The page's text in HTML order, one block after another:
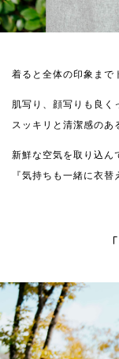
着ると全体の印象まで
肌写り、顔写りも良く
スッキリと清潔感のあ
新鮮な空気を取り込ん
『気持ちも一緒に衣替